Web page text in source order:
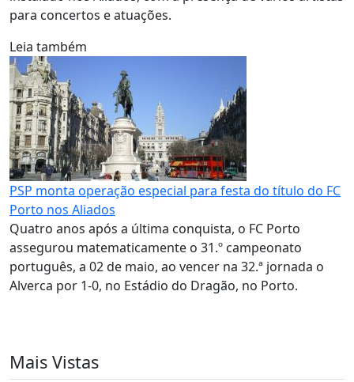
para concertos e atuações.
Leia também
PSP monta operação especial para festa do título do FC
Porto nos Aliados
Quatro anos após a última conquista, o FC Porto
assegurou matematicamente o 31.º campeonato
português, a 02 de maio, ao vencer na 32.ª jornada o
Alverca por 1-0, no Estádio do Dragão, no Porto.
Mais Vistas